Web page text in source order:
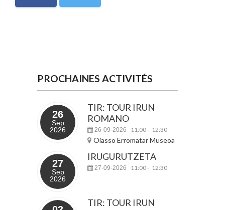
PROCHAINES ACTIVITÉS
26
Sep
2026
TIR: TOUR IRUN
ROMANO
26-09-2026 11:00- 12:30
Oiasso Erromatar Museoa
27
Sep
2026
IRUGURUTZETA
27-09-2026 11:00- 12:30
TIR: TOUR IRUN